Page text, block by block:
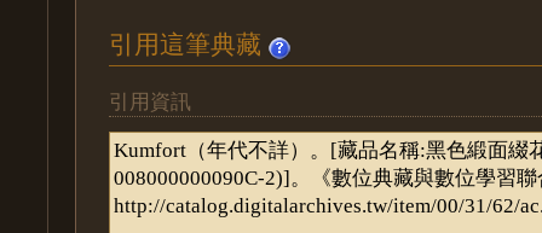
引用這筆典藏
引用資訊